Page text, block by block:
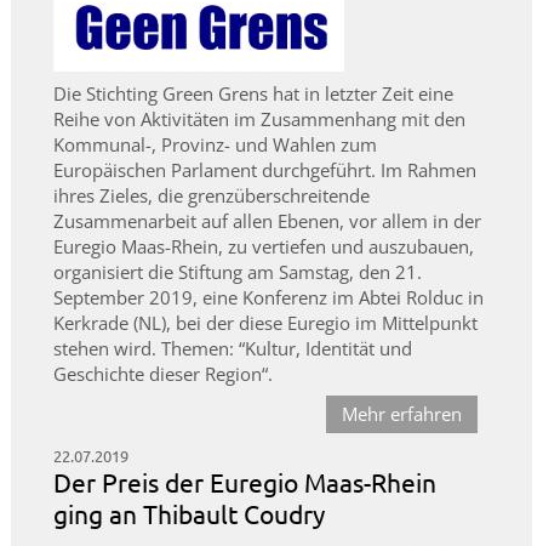
Die Stichting Green Grens hat in letzter Zeit eine
Reihe von Aktivitäten im Zusammenhang mit den
Kommunal-, Provinz- und Wahlen zum
Europäischen Parlament durchgeführt. Im Rahmen
ihres Zieles, die grenzüberschreitende
Zusammenarbeit auf allen Ebenen, vor allem in der
Euregio Maas-Rhein, zu vertiefen und auszubauen,
organisiert die Stiftung am Samstag, den 21.
September 2019, eine Konferenz im Abtei Rolduc in
Kerkrade (NL), bei der diese Euregio im Mittelpunkt
stehen wird. Themen: “Kultur, Identität und
Geschichte dieser Region“.
Mehr erfahren
22.07.2019
Der Preis der Euregio Maas-Rhein
ging an Thibault Coudry